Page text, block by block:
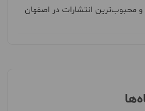
و محبوب‌ترین انتشارات در اصفهان